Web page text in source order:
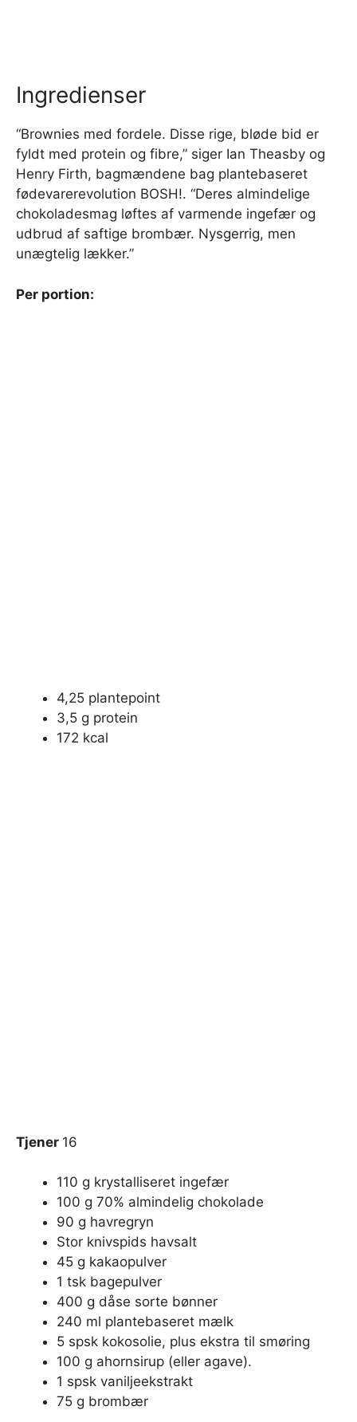
Ingredienser
“Brownies med fordele. Disse rige, bløde bid er
fyldt med protein og fibre,” siger Ian Theasby og
Henry Firth, bagmændene bag plantebaseret
fødevarerevolution BOSH!. “Deres almindelige
chokoladesmag løftes af varmende ingefær og
udbrud af saftige brombær. Nysgerrig, men
unægtelig lækker.”
Per portion:
4,25 plantepoint
3,5 g protein
172 kcal
Tjener 16
110 g krystalliseret ingefær
100 g 70% almindelig chokolade
90 g havregryn
Stor knivspids havsalt
45 g kakaopulver
1 tsk bagepulver
400 g dåse sorte bønner
240 ml plantebaseret mælk
5 spsk kokosolie, plus ekstra til smøring
100 g ahornsirup (eller agave).
1 spsk vaniljeekstrakt
75 g brombær